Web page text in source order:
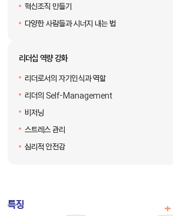
혁신조직 만들기
다양한 사람들과 시너지 내는 법
리더십 역량 강화
리더로서의 자기인식과 역할
리더의 Self-Management
비저닝
스트레스 관리
심리적 안전감
특징